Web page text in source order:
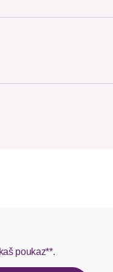
do 1-3 pracovných dní.
u našej zákazníckej
poukaz**.